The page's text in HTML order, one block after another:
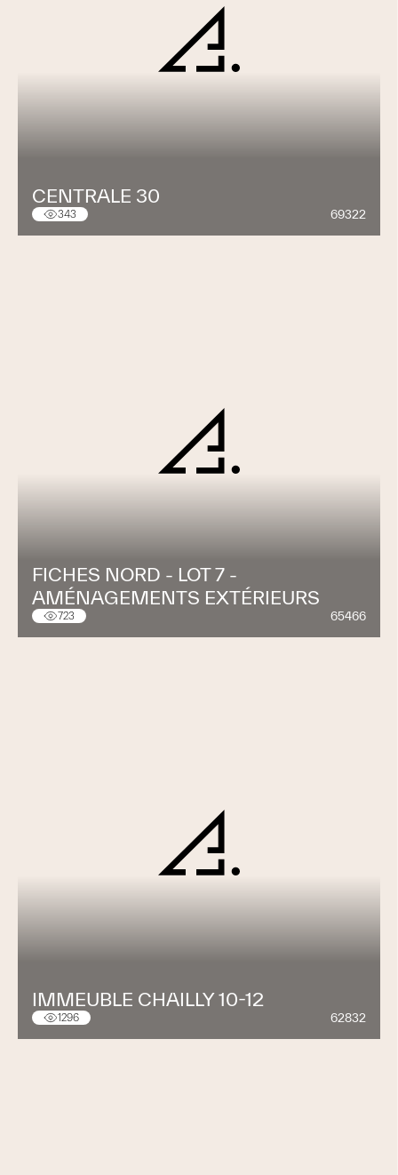
CENTRALE 30
343 69322
FICHES NORD - LOT 7 -
AMÉNAGEMENTS EXTÉRIEURS
723 65466
IMMEUBLE CHAILLY 10-12
1296 62832